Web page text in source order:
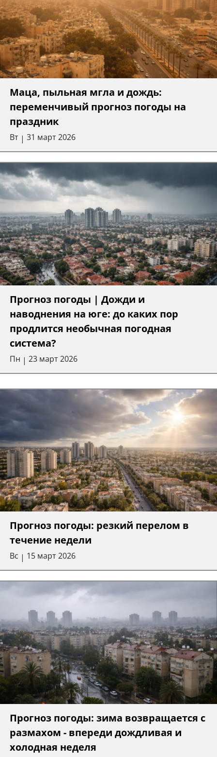
Маца, пыльная мгла и дождь:
переменчивый прогноз погоды на
праздник
Вт | 31 март 2026
Прогноз погоды | Дожди и
наводнения на юге: до каких пор
продлится необычная погодная
система?
Пн | 23 март 2026
Прогноз погоды: резкий перелом в
течение недели
Вс | 15 март 2026
Прогноз погоды: зима возвращается с
размахом - впереди дождливая и
холодная неделя